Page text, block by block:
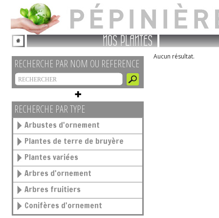
NOS PLANTES
RECHERCHE PAR NOM OU REFERENCE
RECHERCHE PAR TYPE
Arbustes d'ornement
Plantes de terre de bruyère
Plantes variées
Arbres d'ornement
Arbres fruitiers
Conifères d'ornement
Aucun résultat.